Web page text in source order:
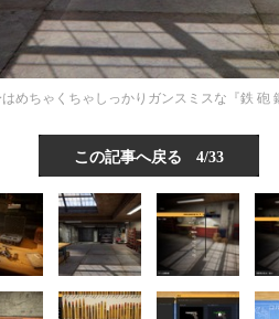
めちゃくちゃしっかりガンスミスな『鉄 砲
この記事へ戻る 4/33